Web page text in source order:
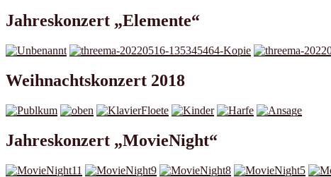
Jahreskonzert „Elemente“
Weihnachtskonzert 2018
Jahreskonzert „MovieNight“